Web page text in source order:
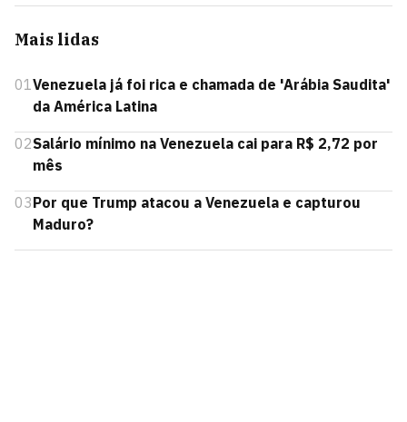
Mais lidas
01Venezuela já foi rica e chamada de 'Arábia Saudita'
da América Latina
02Salário mínimo na Venezuela cai para R$ 2,72 por
mês
03Por que Trump atacou a Venezuela e capturou
Maduro?